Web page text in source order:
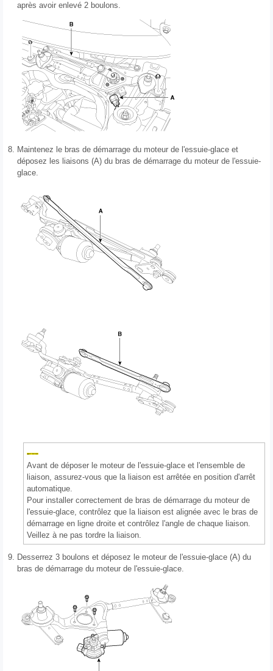
après avoir enlevé 2 boulons.
8. Maintenez le bras de démarrage du moteur de l'essuie-glace et
déposez les liaisons (A) du bras de démarrage du moteur de l'essuie-
glace.
Avant de déposer le moteur de l'essuie-glace et l'ensemble de
liaison, assurez-vous que la liaison est arrêtée en position d'arrêt
automatique.
Pour installer correctement de bras de démarrage du moteur de
l'essuie-glace, contrôlez que la liaison est alignée avec le bras de
démarrage en ligne droite et contrôlez l'angle de chaque liaison.
Veillez à ne pas tordre la liaison.
9. Desserrez 3 boulons et déposez le moteur de l'essuie-glace (A) du
bras de démarrage du moteur de l'essuie-glace.